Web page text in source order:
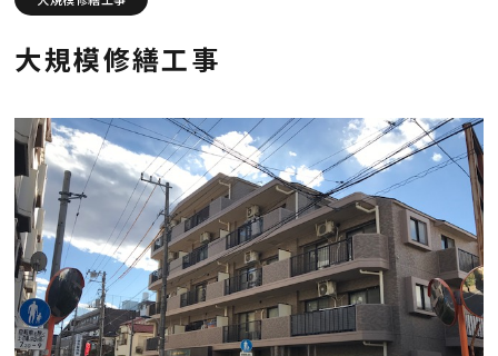
協力業者の皆様へ
採用情報
お知らせ
お問い合わせ
プライバシーポリシー
大規模修繕工事